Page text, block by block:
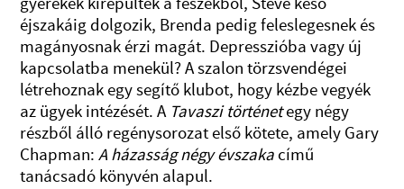
éjszakáig dolgozik, Brenda pedig feleslegesnek és
magányosnak érzi magát. Depresszióba vagy új
kapcsolatba menekül? A szalon törzsvendégei
létrehoznak egy segítő klubot, hogy kézbe vegyék
az ügyek intézését. A Tavaszi történetegy négy
részből álló regénysorozat első kötete, amely Gary
Chapman: A házasság négy évszakacímű
tanácsadó könyvén alapul.